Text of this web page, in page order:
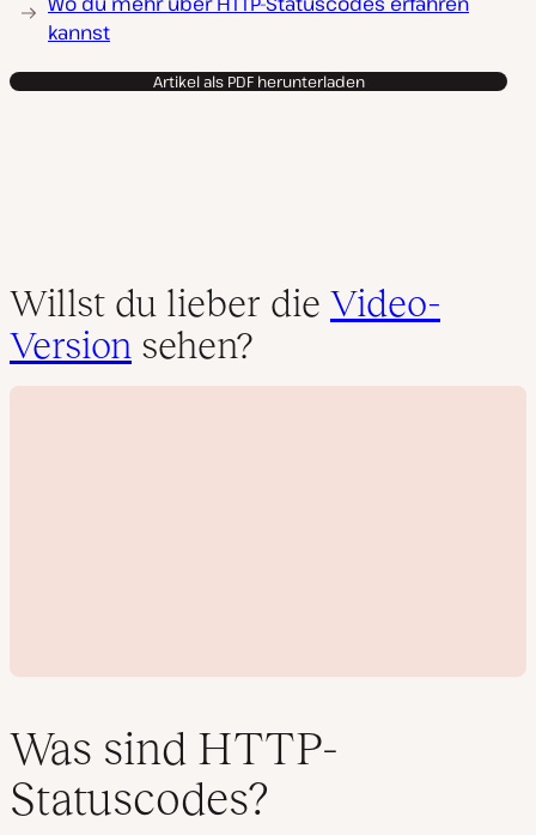
kannst
Artikel als PDF herunterladen
Willst du lieber die Video-
Version sehen?
Was sind HTTP-
Statuscodes?